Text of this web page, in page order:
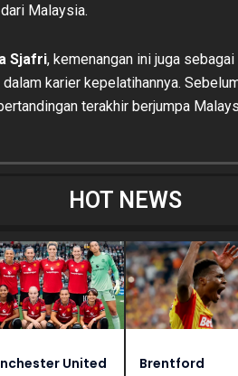
Malaysia.
Sjafri, kemenangan ini juga
karier kepelatihannya.
terakhir berjumpa
HOT NEWS
United
Brentford